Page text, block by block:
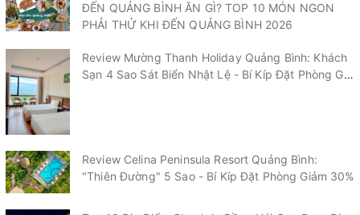
ĐẾN QUẢNG BÌNH ĂN GÌ? TOP 10 MÓN NGON
PHẢI THỬ KHI ĐẾN QUẢNG BÌNH 2026
Review Mường Thanh Holiday Quảng Bình: Khách
Sạn 4 Sao Sát Biển Nhật Lệ - Bí Kíp Đặt Phòng Giá
Review Celina Peninsula Resort Quảng Bình:
"Thiên Đường" 5 Sao - Bí Kíp Đặt Phòng Giảm 30%